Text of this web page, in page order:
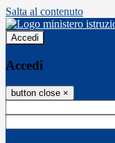
Salta al contenuto
Accedi
Accedi
button close ×